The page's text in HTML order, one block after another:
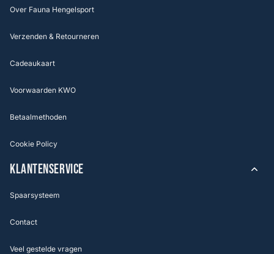
Over Fauna Hengelsport
Verzenden & Retourneren
Cadeaukaart
Voorwaarden KWO
Betaalmethoden
Cookie Policy
KLANTENSERVICE
Spaarsysteem
Contact
Veel gestelde vragen